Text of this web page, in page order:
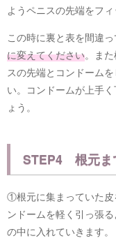
ようペニスの先端をフ
この時に裏と表を間違っ
に変えてください。ま
スの先端とコンドーム
い。コンドームが上手
ょう。
STEP4 根元ま
①根元に集まっていた皮
ンドームを軽く引っ張
の中に入れていきます。